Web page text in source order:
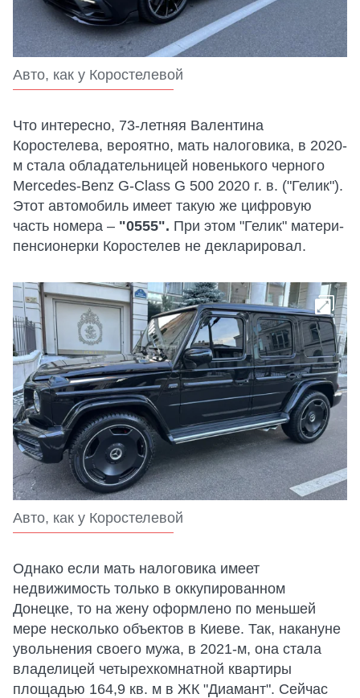
Авто, как у Коростелевой
Что интересно, 73-летняя Валентина
Коростелева, вероятно, мать налоговика, в 2020-
м стала обладательницей новенького черного
Mercedes-Benz G-Class G 500 2020 г. в. ("Гелик").
Этот автомобиль имеет такую же цифровую
часть номера – "0555". При этом "Гелик" матери-
пенсионерки Коростелев не декларировал.
Авто, как у Коростелевой
Однако если мать налоговика имеет
недвижимость только в оккупированном
Донецке, то на жену оформлено по меньшей
мере несколько объектов в Киеве. Так, накануне
увольнения своего мужа, в 2021-м, она стала
владелицей четырехкомнатной квартиры
площадью 164,9 кв. м в ЖК "Диамант". Сейчас